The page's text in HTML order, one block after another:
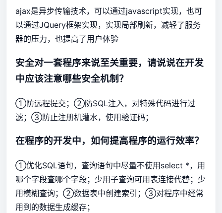
ajax是异步传输技术，可以通过javascript实现，也可
以通过JQuery框架实现，实现局部刷新，减轻了服务
器的压力，也提高了用户体验
安全对一套程序来说至关重要，请说说在开发
中应该注意哪些安全机制？
①防远程提交；②防SQL注入，对特殊代码进行过
滤；③防止注册机灌水，使用验证码；
在程序的开发中，如何提高程序的运行效率？
①优化SQL语句，查询语句中尽量不使用select *，用
哪个字段查哪个字段；少用子查询可用表连接代替；少
用模糊查询；②数据表中创建索引；③对程序中经常
用到的数据生成缓存；